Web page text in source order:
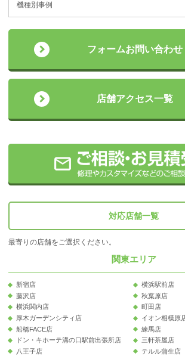
機種別事例
フォームお問い合わせ
店舗アクセス一覧
対応店舗一覧
最寄りの店舗をご選択ください。
関東エリア
新宿店
横浜駅前店
藤沢店
秋葉原店
横浜関内店
町田店
厚木ガーデンシティ店
イオン相模原
船橋FACE店
練馬店
ドン・キホーテ溝の口駅前出張所店
三軒茶屋店
八王子店
テルル蒲生店